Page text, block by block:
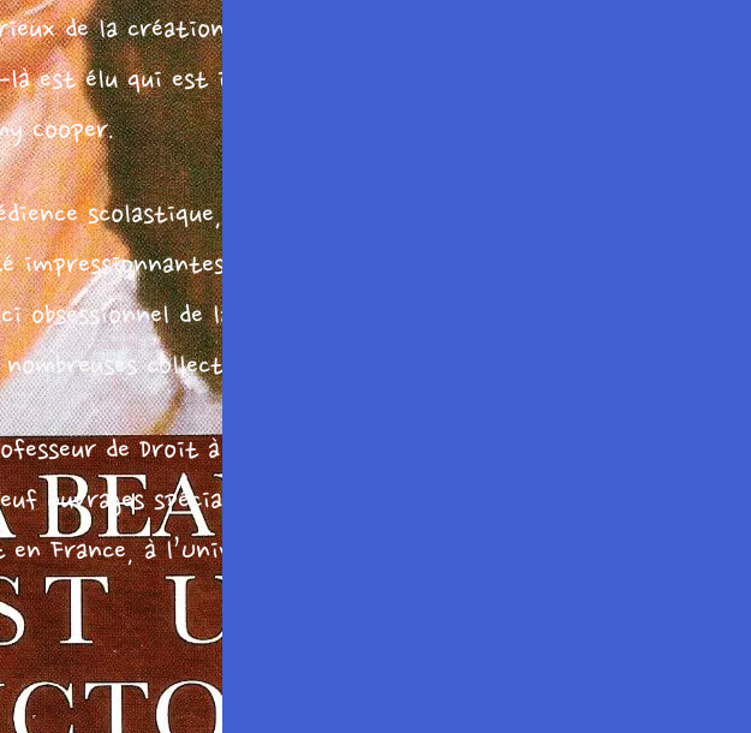
de la création, et ouvre des perspectives lumineuses sur le
là est élu qui est inquiet de ce qui vit dans ses ténèbres »,
Cooper.
scolastique, Maurice Mazo (1901-1989) a laissé une œuvre
impressionnantes, animée par un puissant tempérament
obsessionnel de la perfection formelle. Ses peintures et ses
collections publiques et privées.
de Droit à l’Université de Middlesex, à Londres. Juriste
spécialisés. Jeremy Cooper a rencontré Maurice
France, à l’Université de Vincennes.